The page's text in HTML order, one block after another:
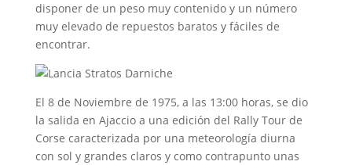
disponer de un peso muy contenido y un número
muy elevado de repuestos baratos y fáciles de
encontrar.
El 8 de Noviembre de 1975, a las 13:00 horas, se dio
la salida en Ajaccio a una edición del Rally Tour de
Corse caracterizada por una meteorología diurna
con sol y grandes claros y como contrapunto unas